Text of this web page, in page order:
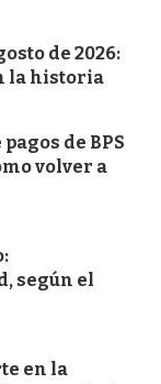
de 2026:
la historia
de BPS
volver a
según el
en la